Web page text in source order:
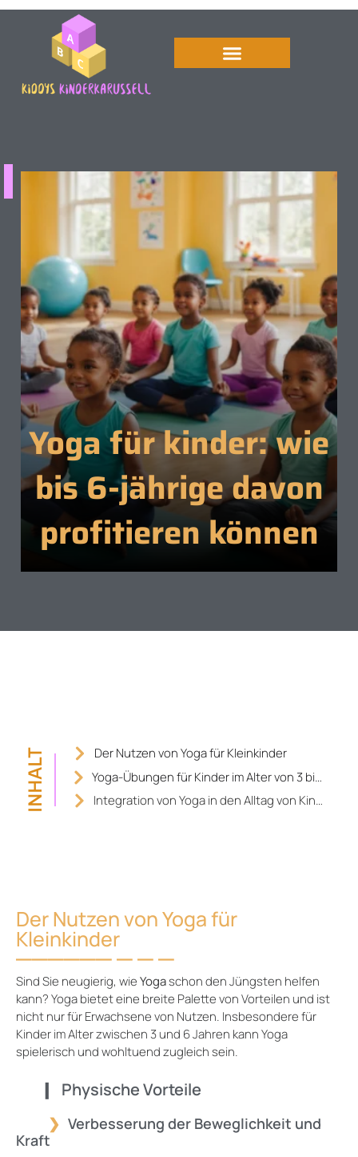
Yoga für kinder: wie
bis 6-jährige davon
profitieren können
INHALT
Der Nutzen von Yoga für Kleinkinder
Yoga-Übungen für Kinder im Alter von 3 bis 6 Jahren
Integration von Yoga in den Alltag von Kindern
Der Nutzen von Yoga für
Kleinkinder
Sind Sie neugierig, wieYogaschon den Jüngsten helfen
kann? Yoga bietet eine breite Palette von Vorteilen und ist
nicht nur für Erwachsene von Nutzen. Insbesondere für
Kinder im Alter zwischen 3 und 6 Jahren kann Yoga
spielerisch und wohltuend zugleich sein.
Physische Vorteile
Verbesserung der Beweglichkeit und
Kraft